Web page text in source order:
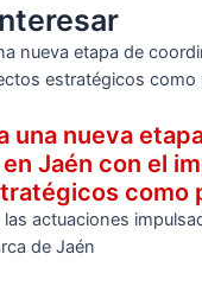
una nueva
Jaén con el
como